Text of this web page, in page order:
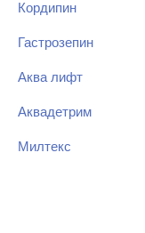
Кордипин
Гастрозепин
Аква лифт
Аквадетрим
Милтекс